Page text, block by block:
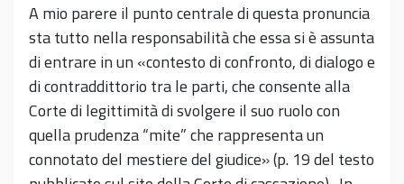
A mio parere il punto centrale di questa pronuncia
sta tutto nella responsabilità che essa si è assunta
di entrare in un «contesto di confronto, di dialogo e
di contraddittorio tra le parti, che consente alla
Corte di legittimità di svolgere il suo ruolo con
quella prudenza “mite” che rappresenta un
connotato del mestiere del giudice» (p. 19 del testo